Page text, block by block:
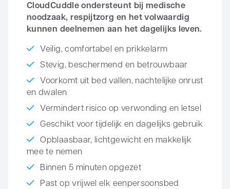
CloudCuddle ondersteunt bij medische
noodzaak, respijtzorg en het volwaardig
kunnen deelnemen aan het dagelijks leven.
Veilig, comfortabel en prikkelarm
Stevig, beschermend en betrouwbaar
Voorkomt uit bed vallen, nachtelijke onrust
en dwalen
Vermindert risico op verwonding en letsel
Geschikt voor tijdelijk en dagelijks gebruik
Opblaasbaar, lichtgewicht en makkelijk
mee te nemen
Binnen 5 minuten opgezet
Past op vrijwel elk eenpersoonsbed